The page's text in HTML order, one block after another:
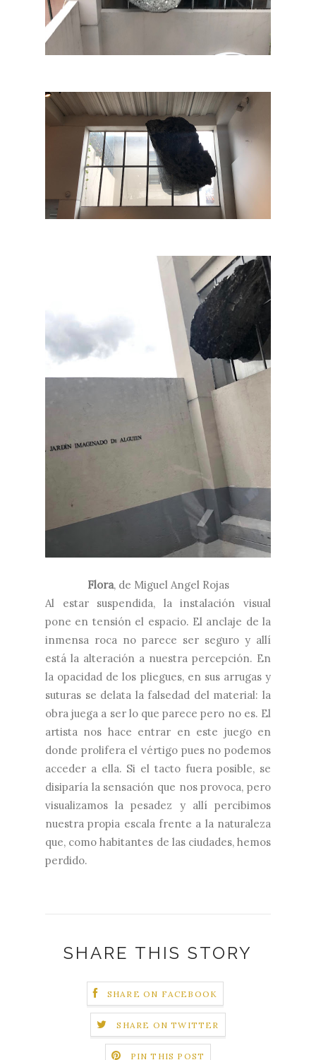
Flora, de Miguel Angel Rojas
Al estar suspendida, la instalación visual
pone en tensión el espacio. El anclaje de la
inmensa roca no parece ser seguro y allí
está la alteración a nuestra percepción. En
la opacidad de los pliegues, en sus arrugas y
suturas se delata la falsedad del material: la
obra juega a ser lo que parece pero no es. El
artista nos hace entrar en este juego en
donde prolifera el vértigo pues no podemos
acceder a ella. Si el tacto fuera posible, se
disiparía la sensación que nos provoca, pero
visualizamos la pesadez y allí percibimos
nuestra propia escala frente a la naturaleza
que, como habitantes de las ciudades, hemos
perdido.
SHARE THIS STORY
SHARE ON FACEBOOK
SHARE ON TWITTER
PIN THIS POST